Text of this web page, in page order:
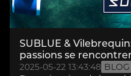
SUBLUE &
passions se
2025-05-22 13:43:48 BLOG